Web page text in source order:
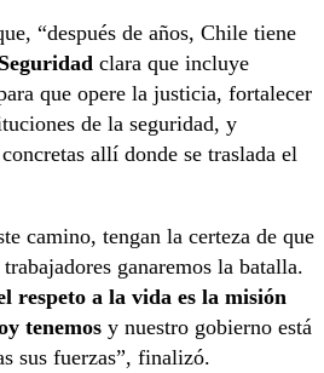
“después de años, Chile tiene
clara que incluye
que opere la justicia, fortalecer
de la seguridad, y
allí donde se traslada el
camino, tengan la certeza de que
ganaremos la batalla.
respeto a la vida es la misión
tenemos y nuestro gobierno está
sus fuerzas”, finalizó.